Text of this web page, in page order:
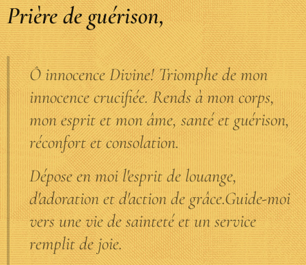
Prière de guérison,
Ô innocence Divine! Triomphe de mon
innocence crucifiée. Rends à mon corps,
mon esprit et mon âme, santé et guérison,
réconfort et consolation.
Dépose en moi l'esprit de louange,
d'adoration et d'action de grâce.Guide-moi
vers une vie de sainteté et un service
remplit de joie.